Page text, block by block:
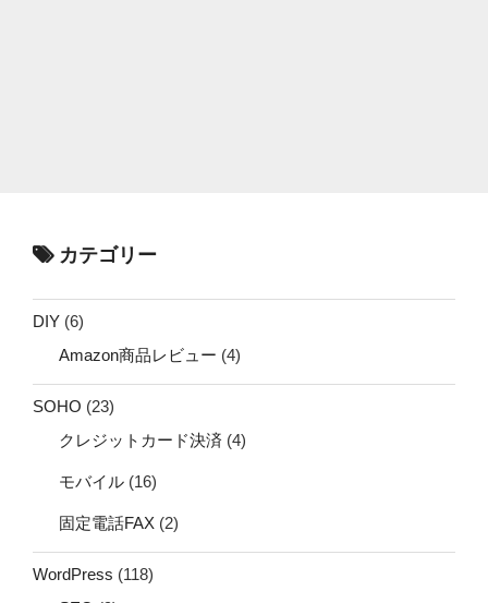
カテゴリー
DIY (6)
Amazon商品レビュー (4)
SOHO (23)
クレジットカード決済 (4)
モバイル (16)
固定電話FAX (2)
WordPress (118)